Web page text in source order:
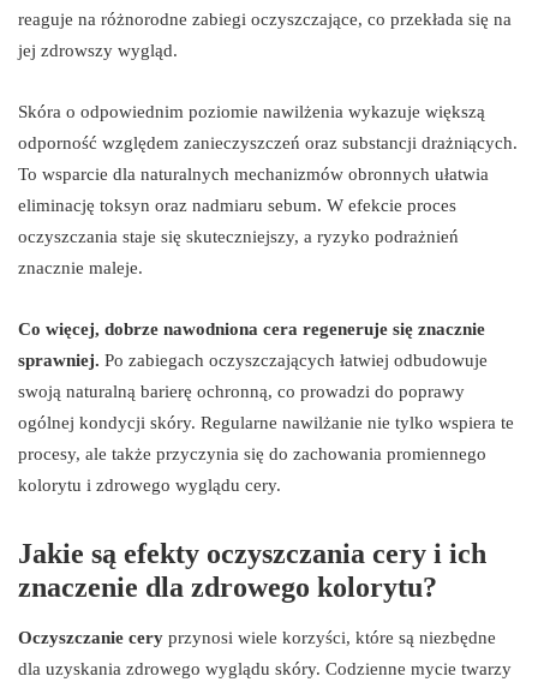
reaguje na różnorodne zabiegi oczyszczające, co przekłada się na
jej zdrowszy wygląd.
Skóra o odpowiednim poziomie nawilżenia wykazuje większą
odporność względem zanieczyszczeń oraz substancji drażniących.
To wsparcie dla naturalnych mechanizmów obronnych ułatwia
eliminację toksyn oraz nadmiaru sebum. W efekcie proces
oczyszczania staje się skuteczniejszy, a ryzyko podrażnień
znacznie maleje.
Co więcej, dobrze nawodniona cera regeneruje się znacznie
sprawniej. Po zabiegach oczyszczających łatwiej odbudowuje
swoją naturalną barierę ochronną, co prowadzi do poprawy
ogólnej kondycji skóry. Regularne nawilżanie nie tylko wspiera te
procesy, ale także przyczynia się do zachowania promiennego
kolorytu i zdrowego wyglądu cery.
Jakie są efekty oczyszczania cery i ich
znaczenie dla zdrowego kolorytu?
Oczyszczanie cery przynosi wiele korzyści, które są niezbędne
dla uzyskania zdrowego wyglądu skóry. Codzienne mycie twarzy